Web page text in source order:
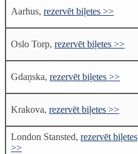
Aarhus, rezervēt biļetes >>
Oslo Torp, rezervēt biļetes >>
Gdaņska, rezervēt biļetes >>
Krakova, rezervēt biļetes >>
London Stansted, rezervēt biļetes
>>